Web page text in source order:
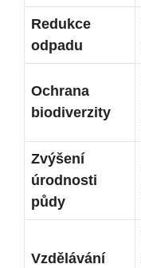
Redukce
odpadu
Ochrana
biodiverzity
Zvýšení
úrodnosti
půdy
Vzdělávání